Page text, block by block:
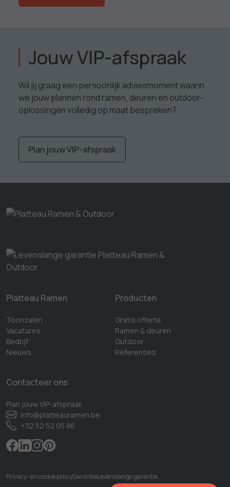
Jouw VIP-afspraak
Wil jij graag een persoonlijk adviesmoment waarin
we jouw plannen rond ramen, deuren en outdoor-
oplossingen volledig op maat bespreken?
Plan jouw VIP-afspraak
Platteau Ramen
Toonzalen
Vacatures
Bedrijf
Nieuws
Producten
Gratis offerte
Ramen & deuren
Outdoor
Referenties
Contacteer ons
Plan jouw VIP-afspraak
info@platteauramen.be
+32 52 52 05 86
Privacy- en cookie policyGarantieLevenslange garantie
facebook
linkedIn
instagram
pinterest